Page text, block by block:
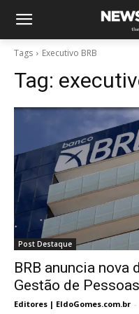
Tags Executivo BRB
Tag:
Post Destaque
BRB anuncia nova
Gestão de Pessoas
Editores | EldoGomes.com.br -